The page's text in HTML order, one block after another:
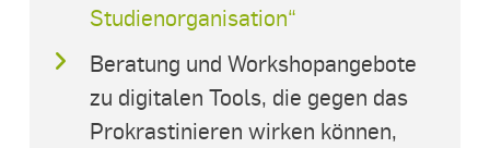
Studienorganisation“
Beratung und Workshopangebote
zu digitalen Tools, die gegen das
Prokrastinieren wirken können,